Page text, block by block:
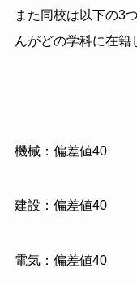
また同校は以下の3
んがどの学科に在籍
機械：偏差値40
建設：偏差値40
電気：偏差値40